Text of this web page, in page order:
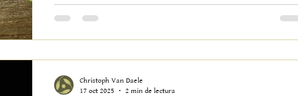
su nombre —“Lecrín”— sigue susurrando historias que
perfuman el aire con misterio. Un valle con memoria andalusí
Christoph Van Daele
17 oct 2025
2 min de lectura